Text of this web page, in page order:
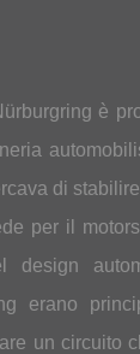
è
di
per il
design
erano
un circuito